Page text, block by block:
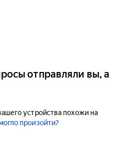
отправляли вы, а
устройства похожи на
произойти?